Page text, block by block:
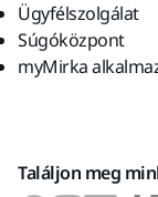
Ügyfélszolgálat
Súgóközpont
myMirka
Találjon meg